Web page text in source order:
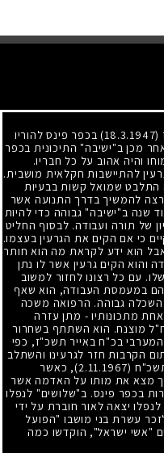
(18.3.1947)
בכפר פינס להוריו
מכן ב"ישיבה" התיכונית בכפר
והיה אהוב על כל חבריו.
להתיישבות חקלאית מושבית.
התלבט שמואל קשות בבעיות
להמשיך בדרך התנועה אשר
שנה ב"ישיבה" גבוהה כדי להיות
של תורה ועבודה. לבסוף החליט
כי אם הקים את הגרעין בעצמו.
הוא ידע לקראת מה הוא חותר
והוא הקים גרעין אשר לו נתן
עם כל רצונו לחזור למשוב
במעמסת העבודה, הוא שאף
גבוהה. הרפואה משכה
מתכונותיו - מתן עזרה
מוצנח. הוא השתתף בשחרור
בכ"ח באייר תשכ"ז, כפי
הקרבות חזר לגרעינו והשתלב
(2.11.1967)
, כאשר
מצא את מותו על האדמה אשר
בכפר פינס. ב"שלושים" לנפלו
יצאה לאור חוברת על ידי
עשרת בני מושבו "הפועל
"אשי ישראל", הוקדשו כמה